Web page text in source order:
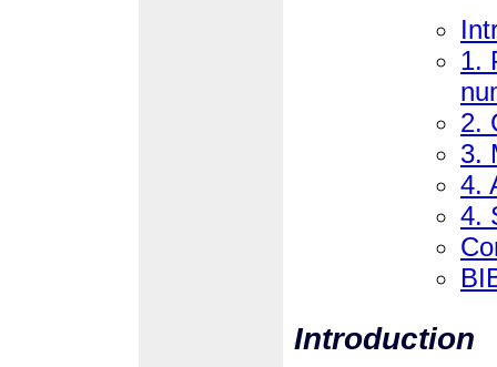
1.
2.
3.
4.
4.
Introduction